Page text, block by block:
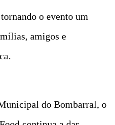
o evento um
amigos e
do Bombarral, o